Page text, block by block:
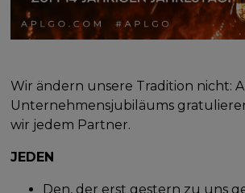
Wir ändern unsere Tradition nicht:
Unternehmensjubiläums
wir jedem Partner.
JEDEN
Den, der erst gestern zu uns